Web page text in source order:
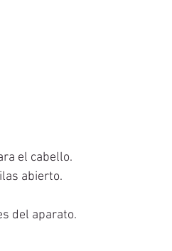
el cabello.
abierto.
del aparato.